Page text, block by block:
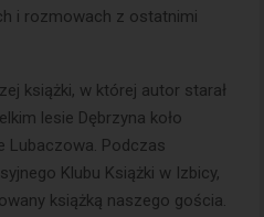
i rozmowach z ostatnimi
książki, w której autor starał
lesie Dębrzyna koło
Lubaczowa. Podczas
Klubu Książki w Izbicy,
książką naszego gościa.